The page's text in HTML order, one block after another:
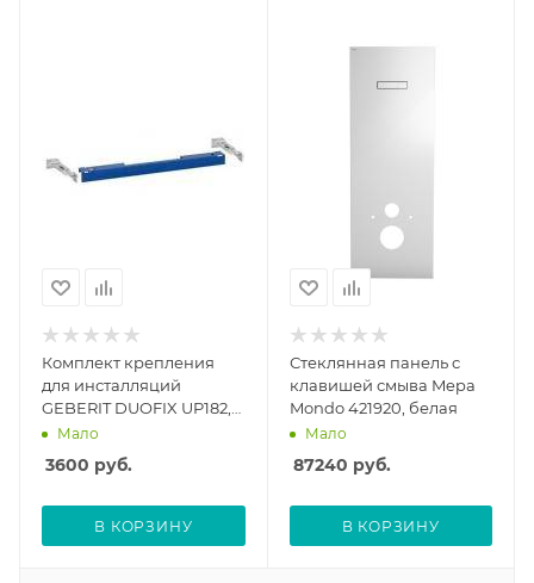
Комплект крепления
для инсталляций
GEBERIT DUOFIX UP182,
111.813.00.1
Мало
3600 руб.
В КОРЗИНУ
Стеклянная панель с
клавишей смыва Mepa
Mondo 421920, белая
Мало
87240 руб.
В КОРЗИНУ